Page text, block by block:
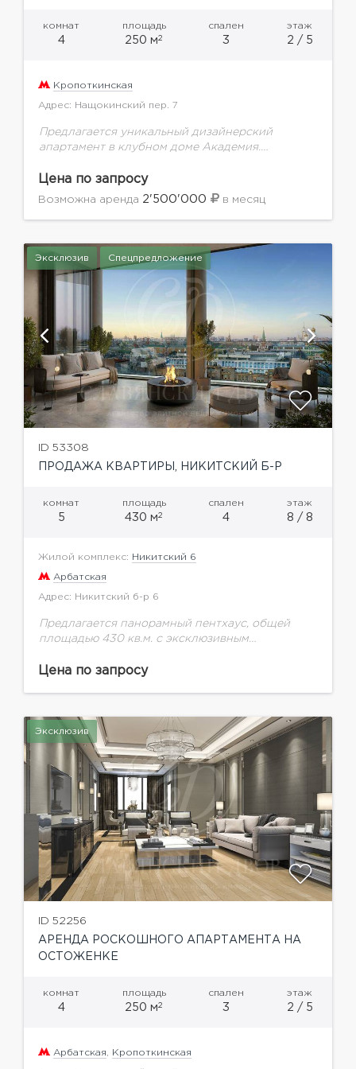
комнат
4
площадь
250 м2
спален
3
этаж
2 / 5
Кропоткинская
Адрес: Нащокинский пер. 7
Предлагается уникальный дизайнерский
апартамент в клубном доме Академия.
решение включает в себя: кухню-столовую,
которая отделена от просторной гостиной,
Цена по запросу
Возможна аренда 2'500'000 в месяц
Эксклюзив Спецпредложение
ID 53308
ПРОДАЖА КВАРТИРЫ, НИКИТСКИЙ Б-Р
комнат
5
площадь
430 м2
спален
4
этаж
8 / 8
Жилой комплекс: Никитский 6
Арбатская
Адрес: Никитский б-р 6
Предлагается панорамный пентхаус, общей
площадью 430 кв.м. с эксклюзивным
видами на Кремль.«Никитский 6» – жилой дом
Цена по запросу
Эксклюзив
ID 52256
АРЕНДА РОСКОШНОГО АПАРТАМЕНТА НА
ОСТОЖЕНКЕ
комнат
4
площадь
250 м2
спален
3
этаж
2 / 5
Арбатская, Кропоткинская